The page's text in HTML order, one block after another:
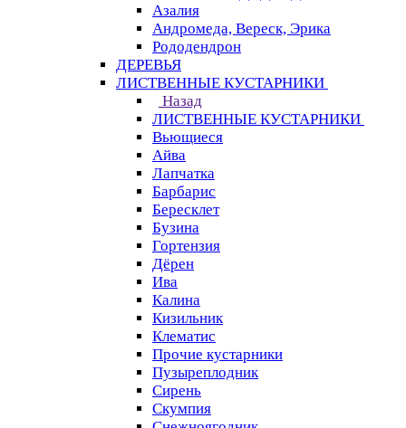
Азалия
Андромеда, Вереск, Эрика
Рододендрон
ДЕРЕВЬЯ
ЛИСТВЕННЫЕ КУСТАРНИКИ
Назад
ЛИСТВЕННЫЕ КУСТАРНИКИ
Вьющиеся
Айва
Лапчатка
Барбарис
Бересклет
Бузина
Гортензия
Дёрен
Ива
Калина
Кизильник
Клематис
Прочие кустарники
Пузыреплодник
Сирень
Скумпия